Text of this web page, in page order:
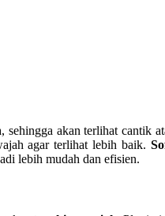
, sehingga akan terlihat cantik
agar terlihat lebih baik.
lebih mudah dan efisien.